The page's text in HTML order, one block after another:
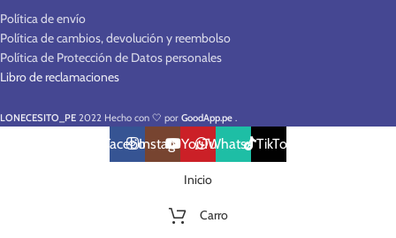
Política de envío
Política de cambios, devolución y reembolso
Política de Protección de Datos personales
Libro de reclamaciones
LONECESITO_PE 2022 Hecho con 🤍 por GoodApp.pe .
FacebookInstagramYouTubeWhatsAppTikTok
Inicio
Carro